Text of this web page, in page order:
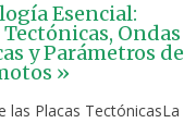
Esencial:
Tectónicas, Ondas
y Parámetros de
»
las Placas TectónicasLa